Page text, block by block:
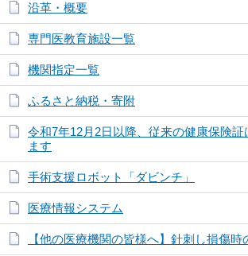
沿革・概要
専門医教育施設一覧
機関指定一覧
ふるさと納税・寄附
令和7年12月2日以降、従来の健康保険証
ます
手術支援ロボット「ダビンチ」
医療情報システム
【他の医療機関の皆様へ】針刺し損傷時